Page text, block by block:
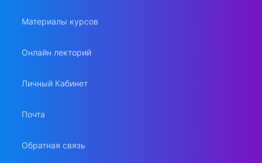
Материалы курсов
Онлайн лекторий
Личный Кабинет
Почта
Обратная связь